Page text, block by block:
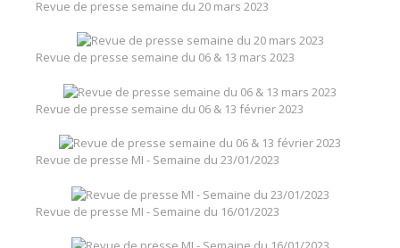
Revue de presse semaine du 20 mars 2023
Revue de presse semaine du 06 & 13 mars 2023
Revue de presse semaine du 06 & 13 février 2023
Revue de presse MI - Semaine du 23/01/2023
Revue de presse MI - Semaine du 16/01/2023